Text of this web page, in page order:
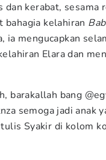
dan kerabat, sesama
bahagia kelahiran
ia mengucapkan
Elara dan
barakallah bang
semoga jadi anak
Syakir di kolom